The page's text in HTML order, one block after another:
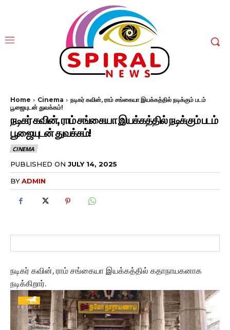
Home Cinema
நடிகர் கவின், ராம் சங்கையா இயக்கத்தில் நடிக்கும் படம்
பூஜையுடன் துவக்கம்!
நடிகர் கவின், ராம் சங்கையா இயக்கத்தில் நடிக்கும் படம்
பூஜையுடன் துவக்கம்!
CINEMA
PUBLISHED ON JULY 14, 2025
BYADMIN
நடிகர் கவின், ராம் சங்கையா இயக்கத்தில் கதாநாயகனாக
நடிக்கிறார்.